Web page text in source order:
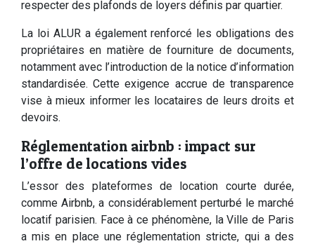
respecter des plafonds de loyers définis par quartier.
La loi ALUR a également renforcé les obligations des
propriétaires en matière de fourniture de documents,
notamment avec l’introduction de la notice d’information
standardisée. Cette exigence accrue de transparence
vise à mieux informer les locataires de leurs droits et
devoirs.
Réglementation airbnb : impact sur
l’offre de locations vides
L’essor des plateformes de location courte durée,
comme Airbnb, a considérablement perturbé le marché
locatif parisien. Face à ce phénomène, la Ville de Paris
a mis en place une réglementation stricte, qui a des